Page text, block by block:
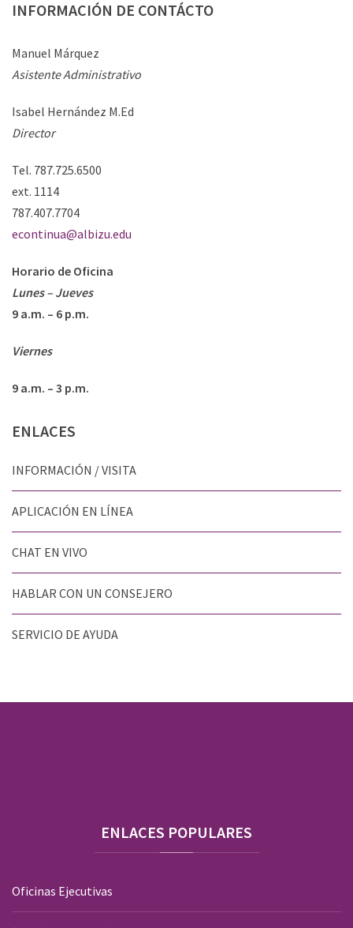
INFORMACIÓN DE CONTÁCTO
Manuel Márquez
Asistente Administrativo
Isabel Hernández M.Ed
Director
Tel. 787.725.6500
ext. 1114
787.407.7704
econtinua@albizu.edu
Horario de Oficina
Lunes – Jueves
9 a.m. – 6 p.m.
Viernes
9 a.m. – 3 p.m.
ENLACES
INFORMACIÓN / VISITA
APLICACIÓN EN LÍNEA
CHAT EN VIVO
HABLAR CON UN CONSEJERO
SERVICIO DE AYUDA
ENLACES POPULARES
Oficinas Ejecutivas